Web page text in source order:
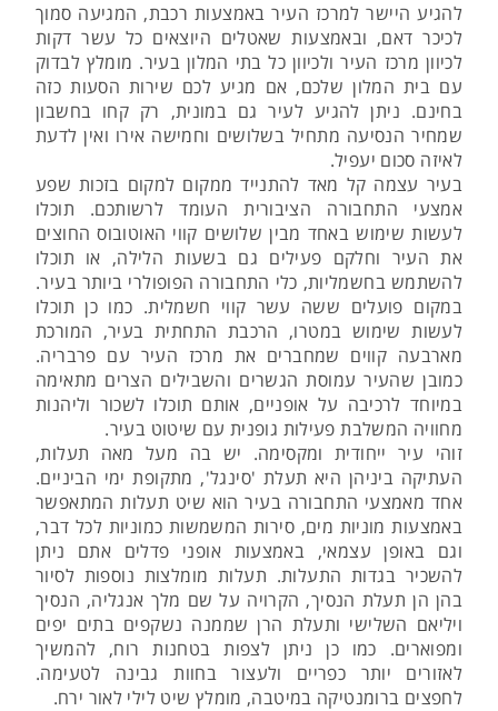
להגיע היישר למרכז העיר באמצעות רכבת, המגיעה סמוך
לכיכר דאם, ובאמצעות שאטלים היוצאים כל עשר דקות
לכיוון מרכז העיר ולכיוון כל בתי המלון בעיר. מומלץ לבדוק
עם בית המלון שלכם, אם מגיע לכם שירות הסעות כזה
בחינם. ניתן להגיע לעיר גם במונית, רק קחו בחשבון
שמחיר הנסיעה מתחיל בשלושים וחמישה אירו ואין לדעת
לאיזה סכום יעפיל.
בעיר עצמה קל מאד להתנייד ממקום למקום בזכות שפע
אמצעי התחבורה הציבורית העומד לרשותכם. תוכלו
לעשות שימוש באחד מבין שלושים קווי האוטובוס החוצים
את העיר וחלקם פעילים גם בשעות הלילה, או תוכלו
להשתמש בחשמליות, כלי התחבורה הפופולרי ביותר בעיר.
במקום פועלים ששה עשר קווי חשמלית. כמו כן תוכלו
לעשות שימוש במטרו, הרכבת התחתית בעיר, המורכת
מארבעה קווים שמחברים את מרכז העיר עם פרבריה.
כמובן שהעיר עמוסת הגשרים והשבילים הצרים מתאימה
במיוחד לרכיבה על אופניים, אותם תוכלו לשכור וליהנות
מחוויה המשלבת פעילות גופנית עם שיטוט בעיר.
זוהי עיר ייחודית ומקסימה. יש בה מעל מאה תעלות,
העתיקה ביניהן היא תעלת 'סינגל', מתקופת ימי הביניים.
אחד מאמצעי התחבורה בעיר הוא שיט תעלות המתאפשר
באמצעות מוניות מים, סירות המשמשות כמוניות לכל דבר,
וגם באופן עצמאי, באמצעות אופני פדלים אתם ניתן
להשכיר בגדות התעלות. תעלות מומלצות נוספות לסיור
בהן הן תעלת הנסיך, הקרויה על שם מלך אנגליה, הנסיך
ויליאם השלישי ותעלת הרן שממנה נשקפים בתים יפים
ומפוארים. כמו כן ניתן לצפות בטחנות רוח, להמשיך
לאזורים יותר כפריים ולעצור בחוות גבינה לטעימה.
לחפצים ברומנטיקה במיטבה, מומלץ שיט לילי לאור ירח.